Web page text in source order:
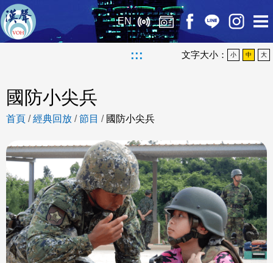
EN
::: 文字大小： 小 中 大
國防小尖兵
首頁 /經典回放 /節目 / 國防小尖兵